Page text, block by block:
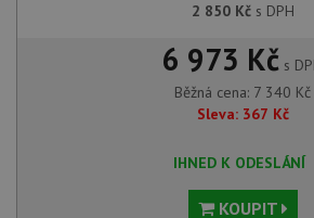
2 850 Kčs DPH
6 973 Kč s
Běžná cena: 7 340 Kč
Sleva: 367 Kč
IHNED K ODESLÁNÍ
KOUPIT